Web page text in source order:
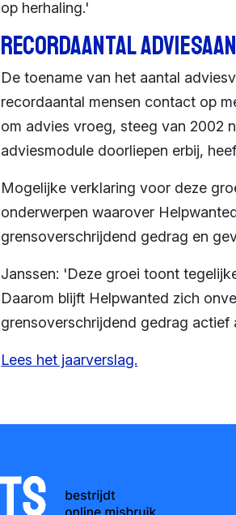
op herhaling.'
Recordaantal
De toename van het aantal
recordaantal mensen contact op
om advies vroeg, steeg van 2002
adviesmodule doorliepen erbij,
Mogelijke verklaring voor deze
onderwerpen waarover
grensoverschrijdend gedrag en
Janssen: 'Deze groei toont
Daarom blijft Helpwanted zich
grensoverschrijdend gedrag actief
Lees het jaarverslag.